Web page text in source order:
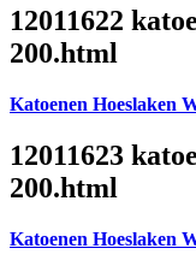
12011622
200.html
Katoenen Hoeslaken
12011623
200.html
Katoenen Hoeslaken